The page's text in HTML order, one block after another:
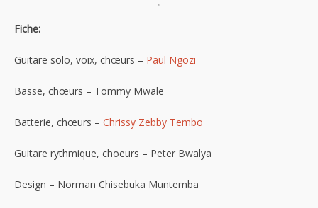
"
Fiche:
Guitare solo, voix, chœurs – Paul Ngozi
Basse, chœurs – Tommy Mwale
Batterie, chœurs – Chrissy Zebby Tembo
Guitare rythmique, choeurs – Peter Bwalya
Design – Norman Chisebuka Muntemba